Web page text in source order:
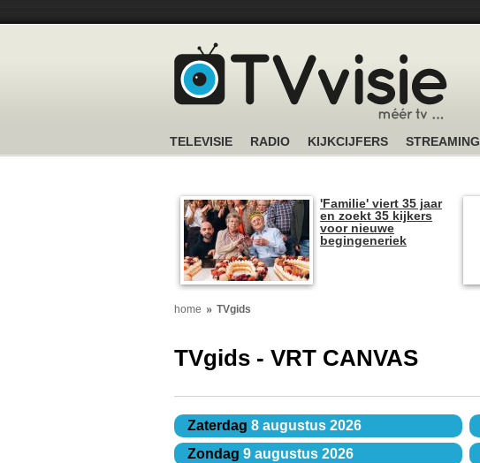
TELEVISIE RADIO KIJKCIJFERS STREAMING
'Familie' viert 35 jaar
en zoekt 35 kijkers
voor nieuwe
begingeneriek
home TVgids
TVgids - VRT CANVAS
Zaterdag 8 augustus 2026
Zondag 9 augustus 2026